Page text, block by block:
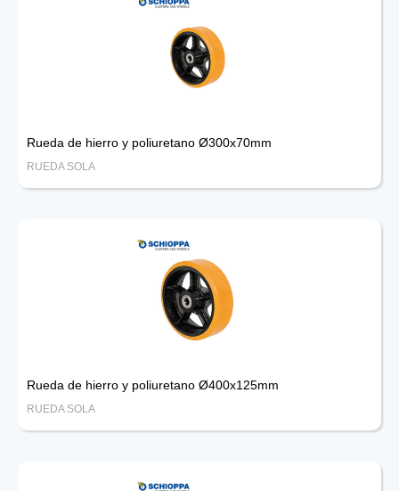
Rueda de hierro y poliuretano Ø300x70mm
RUEDA SOLA
Rueda de hierro y poliuretano Ø400x125mm
RUEDA SOLA